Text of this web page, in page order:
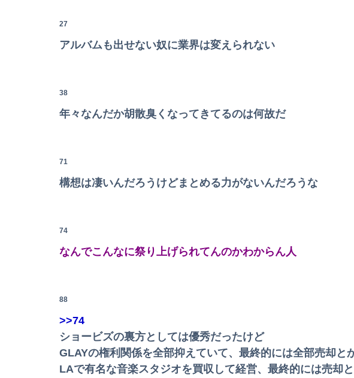
【動画】ブラジルまんさん、信号待ちでお●ぱい丸だしｗｗｗｗｗｗ
【恐怖】酒とタバコを愛する日常系女性YouTuber、ガチで体が終わ
高2で引きこもりになって約２年。最初は優しかった両親の態度がキ
竹俣紅アナ、ノースリVネックお●ぱいエッロ！横乳の膨らみエッチ
【画像】熊本「被災者の方はしばらく、この家で暮らしてください
【画像】ファミマの「盛りすぎチャレンジ」、全商品買うて来たで
27
アルバムも出せない奴に業界は変えられない
38
年々なんだか胡散臭くなってきてるのは何故だ
71
構想は凄いんだろうけどまとめる力がないんだろうな
74
なんでこんなに祭り上げられてんのかわからん人
88
>>74
ショービズの裏方としては優秀だったけど
GLAYの権利関係を全部抑えていて、最終的には全部売却と
LAで有名な音楽スタジオを買収して経営、最終的には売却